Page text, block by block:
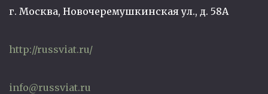
г. Москва, Новочеремушкинская ул., д. 58А
http://russviat.ru/
info@russviat.ru